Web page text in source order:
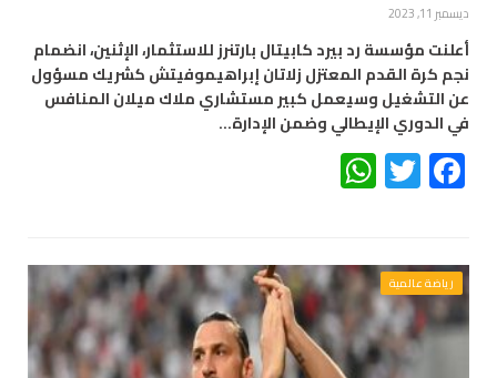
ديسمبر 11, 2023
أعلنت مؤسسة رد بيرد كابيتال بارتنرز للاستثمار، الإثنين، انضمام
نجم كرة القدم المعتزل زلاتان إبراهيموفيتش كشريك مسؤول
عن التشغيل وسيعمل كبير مستشاري ملاك ميلان المنافس
في الدوري الإيطالي وضمن الإدارة…
Facebook
Twitter
رياضة عالمية